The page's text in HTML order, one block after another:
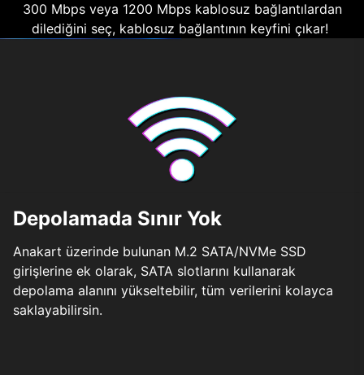
300 Mbps veya 1200 Mbps kablosuz bağlantılardan
dilediğini seç, kablosuz bağlantının keyfini çıkar!
Depolamada Sınır Yok
Anakart üzerinde bulunan M.2 SATA/NVMe SSD
girişlerine ek olarak, SATA slotlarını kullanarak
depolama alanını yükseltebilir, tüm verilerini kolayca
saklayabilirsin.